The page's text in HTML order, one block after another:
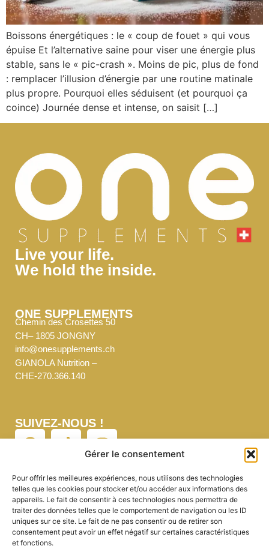
Gérer le consentement
Pour offrir les meilleures expériences, nous utilisons des technologies
telles que les cookies pour stocker et/ou accéder aux informations des
appareils. Le fait de consentir à ces technologies nous permettra de
traiter des données telles que le comportement de navigation ou les ID
uniques sur ce site. Le fait de ne pas consentir ou de retirer son
consentement peut avoir un effet négatif sur certaines caractéristiques
et fonctions.
Boissons énergétiques : le « coup de fouet » qui vous
épuise Et l’alternative saine pour viser une énergie plus
stable, sans le « pic-crash ». Moins de pic, plus de fond
: remplacer l’illusion d’énergie par une routine matinale
plus propre. Pourquoi elles séduisent (et pourquoi ça
coince) Journée dense et intense, on saisit […]
Live your life.
We hold the inside.
ONE SUPPLEMENTS
Chemin des Crosettes 50
CH– 1805 JONGNY
info@onesupplements.ch
GIANOLA Nutrition –
CHE-270.366.140
SUIVEZ-NOUS !
NEWSLETTER
On vous envoie l’essentiel. Rien de plus.
Ecrivez-nous pour nous en faire la demande :
info@onesupplements.ch